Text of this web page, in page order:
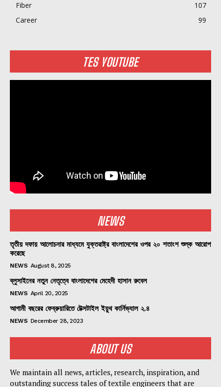
Fiber
107
Career
99
TES YOUTUBE
NEWS
তৃতীয় দফায় আলোচনার মাধ্যমে যুক্তরাষ্ট্র বাংলাদেশের ওপর ২০ শতাংশ শুল্ক আরোপ
করেছে
NEWS August 8, 2025
ব্লুসাইনের নতুন নেতৃত্বে বাংলাদেশের মেহেদী হাসান রুবেল
NEWS April 20, 2025
আগামী বছরের ফেব্রুয়ারিতে টেক্সটাইল ইয়ুথ কার্নিভ্যাল ২.৪
NEWS December 28, 2023
ABOUT US
We maintain all news, articles, research, inspiration, and
outstanding success tales of textile engineers that are